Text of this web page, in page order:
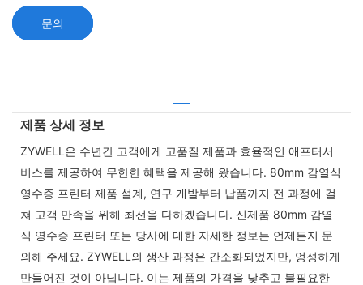
문의
제품 상세 정보
ZYWELL은 수년간 고객에게 고품질 제품과 효율적인 애프터서
비스를 제공하여 무한한 혜택을 제공해 왔습니다. 80mm 감열식
영수증 프린터 제품 설계, 연구 개발부터 납품까지 전 과정에 걸
쳐 고객 만족을 위해 최선을 다하겠습니다. 신제품 80mm 감열
식 영수증 프린터 또는 당사에 대한 자세한 정보는 언제든지 문
의해 주세요. ZYWELL의 생산 과정은 간소화되었지만, 엉성하게
만들어진 것이 아닙니다. 이는 제품의 가격을 낮추고 불필요한